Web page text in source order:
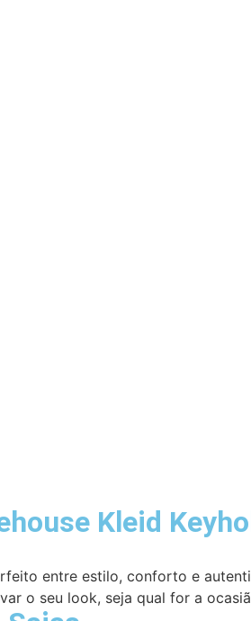
Kleid
entre estilo, conforto e
o seu look, seja qual for a